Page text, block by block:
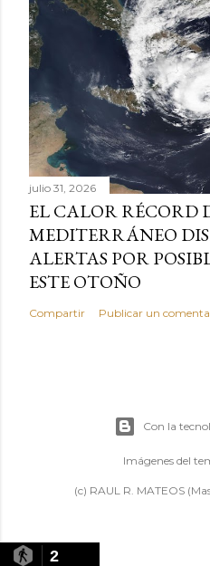
julio 31, 2026
EL CALOR RÉCORD
MEDITERRÁNEO
ALERTAS POR
ESTE OTOÑO
Compartir Publicar un
Con la
Imágenes del
(c) RAUL R. MATEOS
2